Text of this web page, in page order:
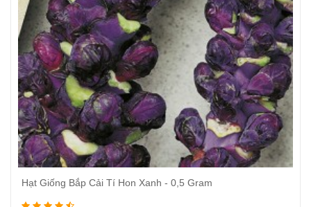
Thêm vào giỏ hàng
Hạt Giống Bắp Cải Tí Hon Xanh - 0,5 Gram